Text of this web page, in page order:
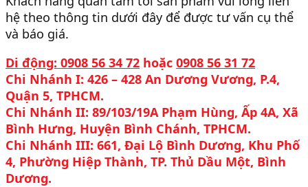
hệ theo thông tin dưới đây để được tư vấn cụ thể
và báo giá.
Di động: 0908 56 34 72 hoặc 0908 56 31 72
Chi Nhánh I: 426 – 428 An Dương Vương, P.4,
Quận 5, TPHCM.
Chi Nhánh II: 89/103/19A Phạm Hùng, Ấp 4A, Xã
Bình Hưng, Huyện Bình Chánh, TPHCM.
Chi Nhánh III: 661, Đại Lộ Bình Dương, Khu Phố
4, Phường Hiệp Thành, TP. Thủ Dầu Một, Bình
Dương.